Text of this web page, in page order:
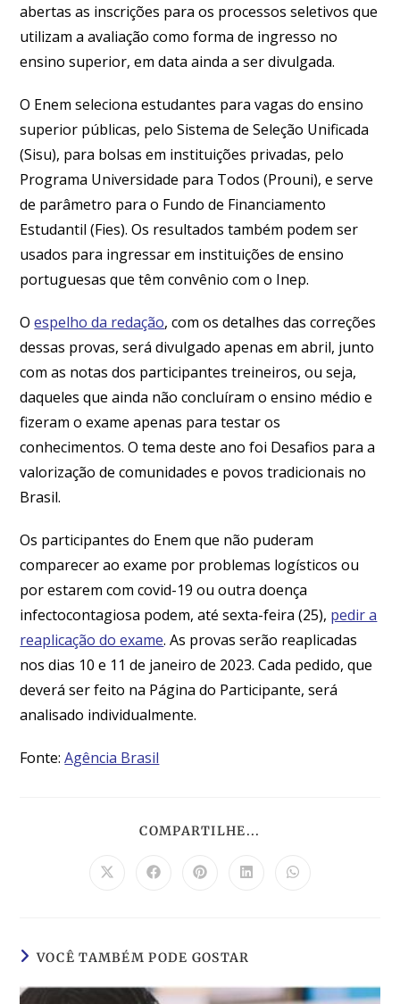
abertas as inscrições para os processos seletivos que
utilizam a avaliação como forma de ingresso no
ensino superior, em data ainda a ser divulgada.
O Enem seleciona estudantes para vagas do ensino
superior públicas, pelo Sistema de Seleção Unificada
(Sisu), para bolsas em instituições privadas, pelo
Programa Universidade para Todos (Prouni), e serve
de parâmetro para o Fundo de Financiamento
Estudantil (Fies). Os resultados também podem ser
usados para ingressar em instituições de ensino
portuguesas que têm convênio com o Inep.
Oespelho da redação, com os detalhes das correções
dessas provas, será divulgado apenas em abril, junto
com as notas dos participantes treineiros, ou seja,
daqueles que ainda não concluíram o ensino médio e
fizeram o exame apenas para testar os
conhecimentos. O tema deste ano foi Desafios para a
valorização de comunidades e povos tradicionais no
Brasil.
Os participantes do Enem que não puderam
comparecer ao exame por problemas logísticos ou
por estarem com covid-19 ou outra doença
infectocontagiosa podem, até sexta-feira (25), pedir a
reaplicação do exame. As provas serão reaplicadas
nos dias 10 e 11 de janeiro de 2023. Cada pedido, que
deverá ser feito na Página do Participante, será
analisado individualmente.
Fonte:Agência Brasil
COMPARTILHE...
VOCÊ TAMBÉM PODE GOSTAR